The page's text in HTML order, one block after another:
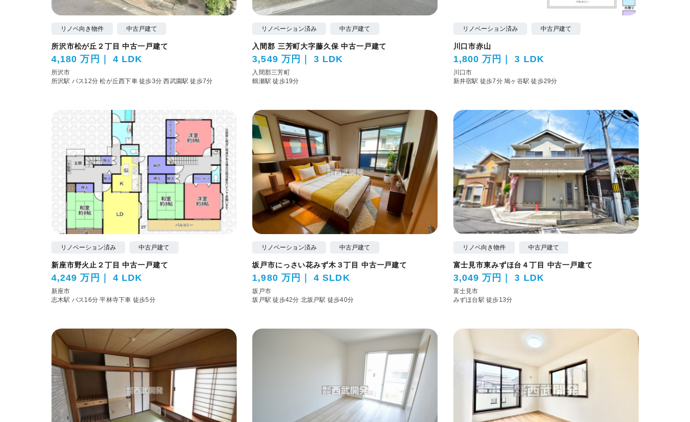
リノベ向き物件 中古戸建て
所沢市松が丘２丁目 中古一戸建て
4,180 万円 4 LDK
所沢市
所沢駅 バス12分 松が丘西下車 徒歩3分西武園駅 徒歩7分
リノベーション済み 中古戸建て
入間郡 三芳町大字藤久保 中古一戸建て
3,549 万円 3 LDK
入間郡三芳町
鶴瀬駅 徒歩19分
リノベーション済み 中古戸建て
川口市赤山
1,800 万円 3 LDK
川口市
新井宿駅 徒歩7分鳩ヶ谷駅 徒歩29分
リノベーション済み 中古戸建て
新座市野火止２丁目 中古一戸建て
4,249 万円 4 LDK
新座市
志木駅 バス16分 平林寺下車 徒歩5分
リノベーション済み 中古戸建て
坂戸市にっさい花みず木３丁目 中古一戸建て
1,980 万円 4 SLDK
坂戸市
坂戸駅 徒歩42分 北坂戸駅 徒歩40分
リノベ向き物件 中古戸建て
富士見市東みずほ台４丁目 中古一戸建て
3,049 万円 3 LDK
富士見市
みずほ台駅 徒歩13分